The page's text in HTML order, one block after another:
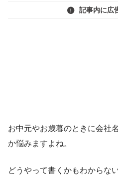
記事内に広
お中元やお歳暮のときに会社
か悩みますよね。
どうやって書くかもわからな